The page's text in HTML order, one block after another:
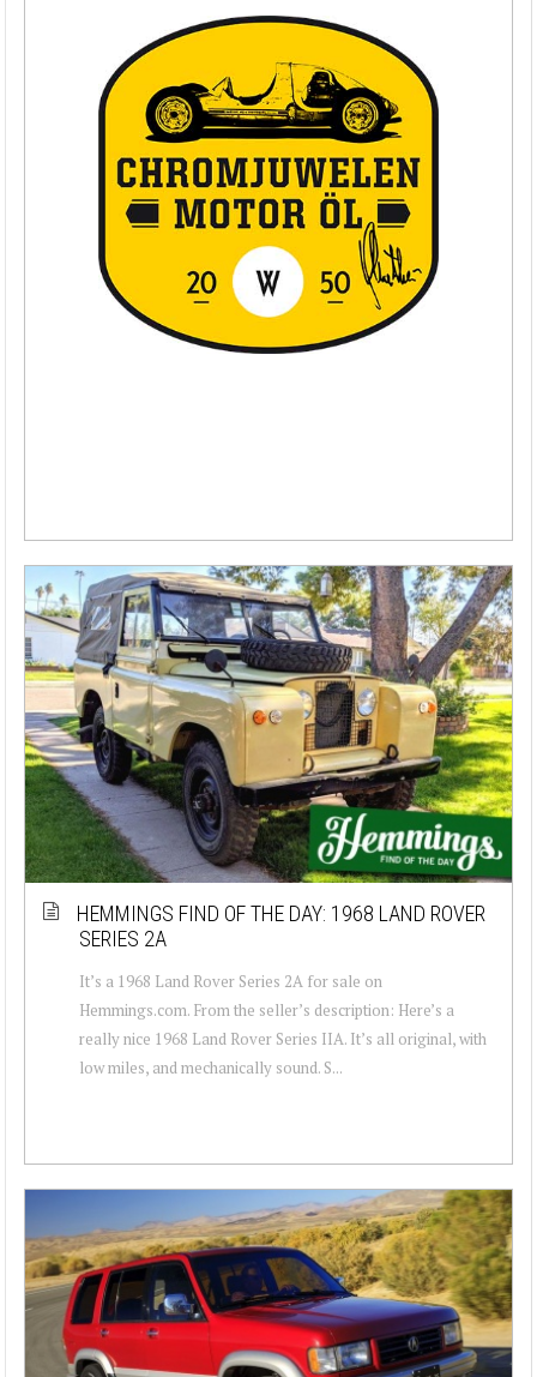
HEMMINGS FIND OF THE DAY: 1968 LAND ROVER
SERIES 2A
It’s a 1968 Land Rover Series 2A for sale on
Hemmings.com. From the seller’s description: Here’s a
really nice 1968 Land Rover Series IIA. It’s all original, with
low miles, and mechanically sound. S...